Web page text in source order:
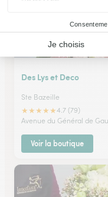
Des Lys et Deco
Ste Bazeille
★★★★★4.7 (79)
Avenue du Général de
Voir la boutique